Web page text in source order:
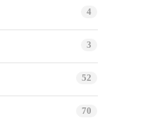
4
3
52
70